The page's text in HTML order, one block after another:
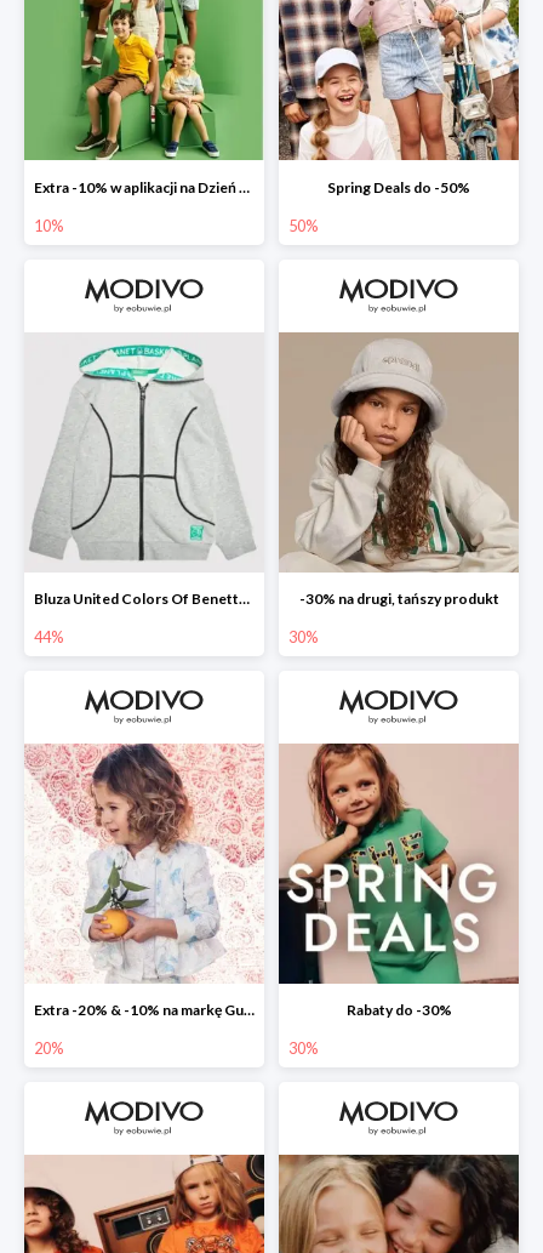
Extra -10% w aplikacji na Dzień Dziecka
10%
Spring Deals do -50%
50%
Bluza United Colors Of Benetton -44%
44%
-30% na drugi, tańszy produkt
30%
Extra -20% & -10% na markę Guess
20%
Rabaty do -30%
30%